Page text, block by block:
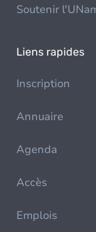
Soutenir
Liens rapides
Inscription
Annuaire
Agenda
Accès
Emplois